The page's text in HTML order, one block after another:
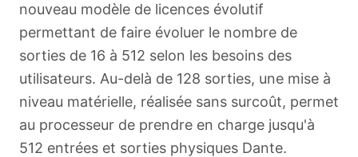
nouveau modèle de licences évolutif
permettant de faire évoluer le nombre de
sorties de 16 à 512 selon les besoins des
utilisateurs. Au-delà de 128 sorties, une mise à
niveau matérielle, réalisée sans surcoût, permet
au processeur de prendre en charge jusqu'à
512 entrées et sorties physiques Dante.